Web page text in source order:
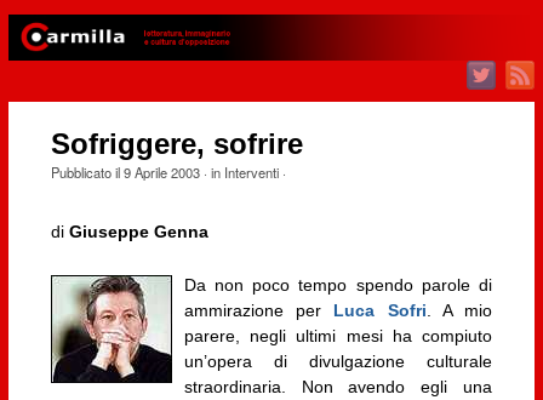
Sofriggere, sofrire
Pubblicato il9 Aprile 2003· in Interventi·
di Giuseppe Genna
Da non poco tempo spendo parole di
ammirazione per Luca Sofri . A mio
parere, negli ultimi mesi ha compiuto
un’opera di divulgazione culturale
straordinaria. Non avendo egli una